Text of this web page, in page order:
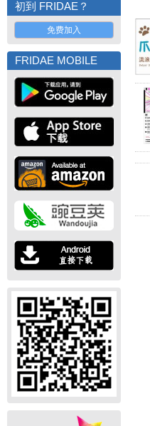
初到 FRIDAE？
免费加入
FRIDAE MOBILE